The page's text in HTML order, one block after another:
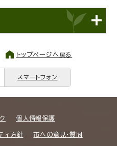
トップページへ戻る
スマートフォン
個人情報保護
ィ方針 市への意見・質問